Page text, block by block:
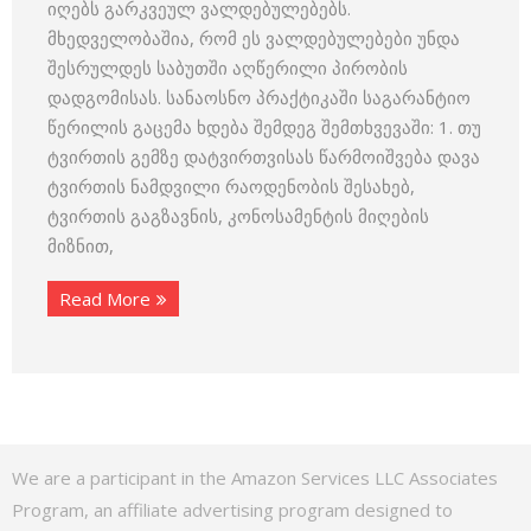
იღებს გარკვეულ ვალდებულებებს.
მხედველობაშია, რომ ეს ვალდებულებები უნდა
შესრულდეს საბუთში აღწერილი პირობის
დადგომისას. სანაოსნო პრაქტიკაში საგარანტიო
წერილის გაცემა ხდება შემდეგ შემთხვევაში: 1. თუ
ტვირთის გემზე დატვირთვისას წარმოიშვება დავა
ტვირთის ნამდვილი რაოდენობის შესახებ,
ტვირთის გაგზავნის, კონოსამენტის მიღების
მიზნით,
Read More
We are a participant in the Amazon Services LLC Associates
Program, an affiliate advertising program designed to